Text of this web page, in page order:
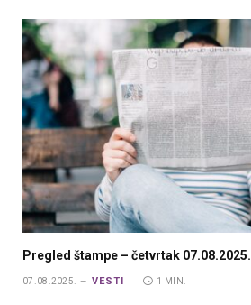
Pregled štampe – četvrtak 07.08.2025.
07.08.2025. VESTI 1 MIN.